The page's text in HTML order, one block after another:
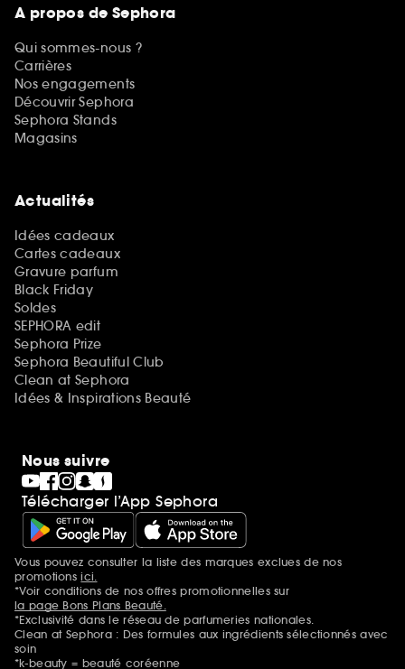
A propos de Sephora
Qui sommes-nous ?
Carrières
Nos engagements
Découvrir Sephora
Sephora Stands
Magasins
Actualités
Idées cadeaux
Cartes cadeaux
Gravure parfum
Black Friday
Soldes
SEPHORA edit
Sephora Prize
Sephora Beautiful Club
Clean at Sephora
Idées & Inspirations Beauté
Nous suivre
Télécharger l’App Sephora
Mentions additionnelles
Vous pouvez consulter la liste des marques exclues de nos
promotionsici.
*Voir conditions de nos offres promotionnelles sur
la page Bons Plans Beauté.
*Exclusivité dans le réseau de parfumeries nationales.
Clean at Sephora : Des formules aux ingrédients sélectionnés avec
soin
*k-beauty = beauté coréenne